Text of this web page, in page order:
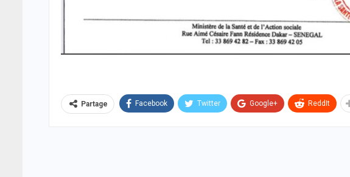
Partage Facebook Twitter Google+ ReddIt